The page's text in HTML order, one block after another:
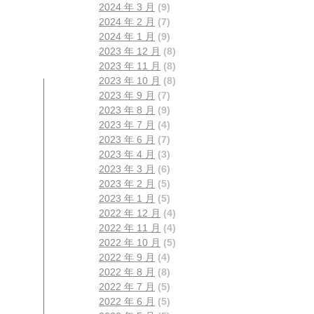
2024 年 3 月 (9)
2024 年 2 月 (7)
2024 年 1 月 (9)
2023 年 12 月 (8)
2023 年 11 月 (8)
2023 年 10 月 (8)
2023 年 9 月 (7)
2023 年 8 月 (9)
2023 年 7 月 (4)
2023 年 6 月 (7)
2023 年 4 月 (3)
2023 年 3 月 (6)
2023 年 2 月 (5)
2023 年 1 月 (5)
2022 年 12 月 (4)
2022 年 11 月 (4)
2022 年 10 月 (5)
2022 年 9 月 (4)
2022 年 8 月 (8)
2022 年 7 月 (5)
2022 年 6 月 (5)